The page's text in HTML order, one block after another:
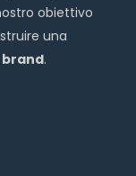
obiettivo
una
brand.